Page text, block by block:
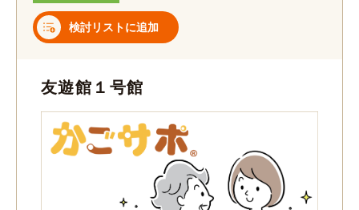
検討リストに追加
友遊館１号館